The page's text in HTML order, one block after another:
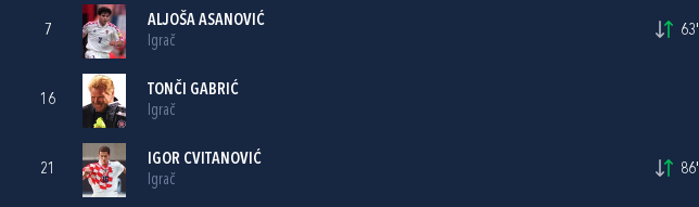
7
ALJOŠA ASANOVIĆ
Igrač
63'
16
TONČI GABRIĆ
Igrač
21
IGOR CVITANOVIĆ
Igrač
86'